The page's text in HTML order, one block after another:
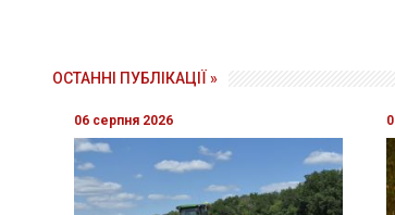
ОСТАННІ ПУБЛІКАЦІЇ »
06 серпня 2026